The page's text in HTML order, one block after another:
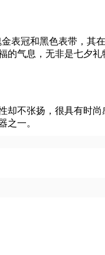
表冠和黑色表带，其
气息，无非是七夕礼
不张扬，很具有时尚
之一。